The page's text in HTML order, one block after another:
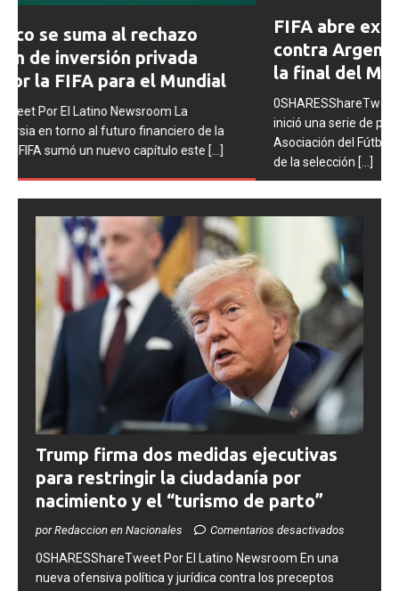
FIFA abre expedientes disciplinarios
contra Argentina tras los incidentes en
la final del Mundial 2026
0SHARESShareTweet Por El Latino Newsroom La FIFA
inició una serie de procesos disciplinarios contra la
Asociación del Fútbol Argentino (AFA), cuatro integrantes
Prev
Trump firma dos medidas ejecutivas
para restringir la ciudadanía por
nacimiento y el “turismo de parto”
0SHARESShareTweet ​Por El Latino Newsroom ​En una